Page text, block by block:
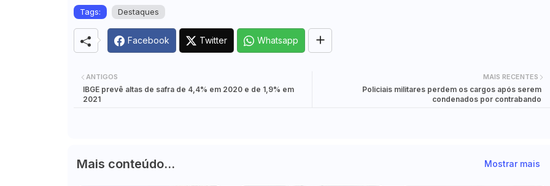
Tags: Destaques
Facebook Twitter Whatsapp
MAIS RECENTES
Policiais militares perdem os cargos após serem
condenados por contrabando
ANTIGOS
IBGE prevê altas de safra de 4,4% em 2020 e de 1,9% em
2021
Mais conteúdo... Mostrar mais